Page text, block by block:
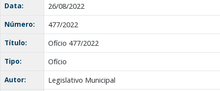
Data:
26/08/2022
Número:
477/2022
Título:
Ofício 477/2022
Tipo:
Ofício
Autor:
Legislativo Municipal